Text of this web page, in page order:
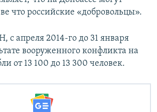
что российские «добровольцы».
апреля 2014-го до 31 января
вооруженного конфликта на
от 13 100 до 13 300 человек.